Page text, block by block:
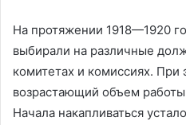
На протяжении 1918—1920
выбирали на различные
комитетах и комиссиях. При
возрастающий объем
Начала накапливаться